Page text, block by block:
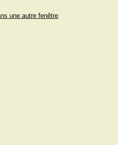
une autre fenêtre